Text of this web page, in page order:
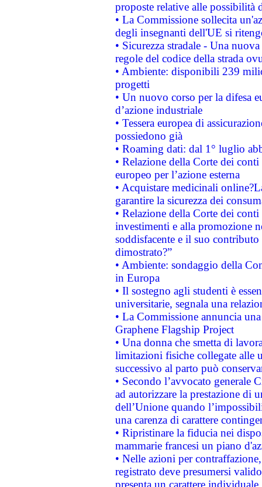
proposte relative alle possibilità
• La Commissione sollecita
degli insegnanti dell'UE si
• Sicurezza stradale - Una
regole del codice della strada
• Ambiente: disponibili 239
progetti
• Un nuovo corso per la difesa
d’azione industriale
• Tessera europea di
possiedono già
• Roaming dati: dal 1° luglio
• Relazione della Corte dei
europeo per l’azione esterna
• Acquistare medicinali
garantire la sicurezza dei
• Relazione della Corte dei
investimenti e alla promozione
soddisfacente e il suo
dimostrato?”
• Ambiente: sondaggio della
in Europa
• Il sostegno agli studenti è
universitarie, segnala una
• La Commissione annuncia
Graphene Flagship Project
• Una donna che smetta di
limitazioni fisiche collegate alle
successivo al parto può
• Secondo l’avvocato
ad autorizzare la prestazione di
dell’Unione quando
una carenza di carattere
• Ripristinare la fiducia nei
mammarie francesi un piano
• Nelle azioni per
registrato deve presumersi
presenta un carattere individuale